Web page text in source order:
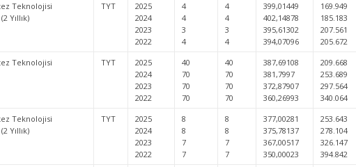
Teknolojisi
Yıllık)
TYT
2025
2024
2023
2022
4
4
3
4
4
4
3
4
399,01449
402,14878
395,61302
394,07096
169.949
185.183
207.561
205.672
Teknolojisi
TYT
2025
2024
2023
2022
40
70
70
70
40
70
70
70
387,69108
381,7997
372,87907
360,26993
209.668
253.689
297.564
340.064
Teknolojisi
Yıllık)
TYT
2025
2024
2023
2022
8
8
7
7
8
8
7
7
377,00281
375,78137
367,00517
350,00023
253.643
278.104
326.147
394.842